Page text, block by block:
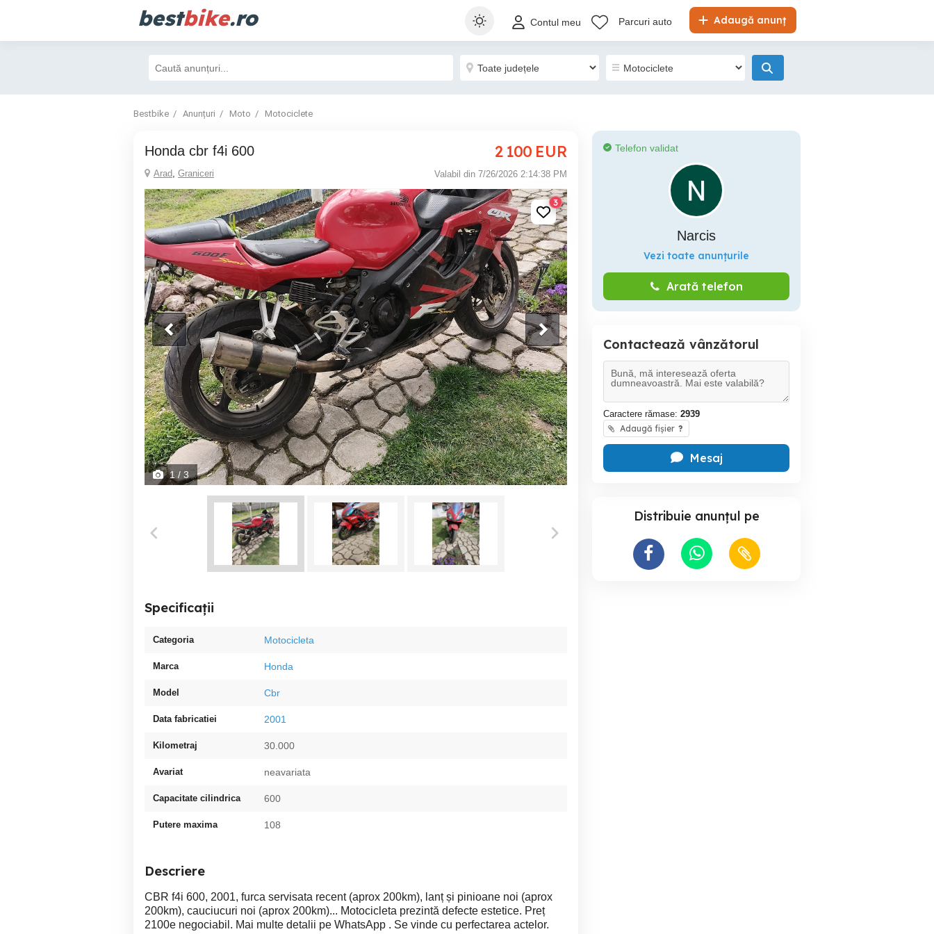
bestbike.ro Adaugă anunț
Contul meu Parcuri auto
Bestbike Anunțuri Moto Motociclete
Honda cbr f4i 600 2 100 EUR
Arad, Graniceri Valabil din 7/26/2026 2:14:38 PM
3
1/ 3
Specificații
Categoria Motocicleta
Marca Honda
Model Cbr
Data fabricatiei 2001
Kilometraj 30.000
Avariat neavariata
Capacitate cilindrica 600
Putere maxima 108
Descriere
CBR f4i 600, 2001, furca servisata recent (aprox 200km), lanț și pinioane noi (aprox
200km), cauciucuri noi (aprox 200km)... Motocicleta prezintă defecte estetice. Preț
2100e negociabil. Mai multe detalii pe WhatsApp . Se vinde cu perfectarea actelor.
Telefon validat
Narcis
Vezi toate anunțurile
Arată telefon
Contactează vânzătorul
Caractere rămase: 2939
Adaugă fișier ?
Mesaj
Distribuie anunțul pe